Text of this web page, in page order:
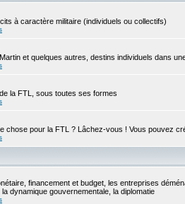
à caractère militaire (individuels ou collectifs)
et quelques autres, destins individuels dans
la FTL, sous toutes ses formes
chose pour la FTL ? Lâchez-vous ! Vous pouvez
financement et budget, les entreprises
dynamique gouvernementale, la diplomatie